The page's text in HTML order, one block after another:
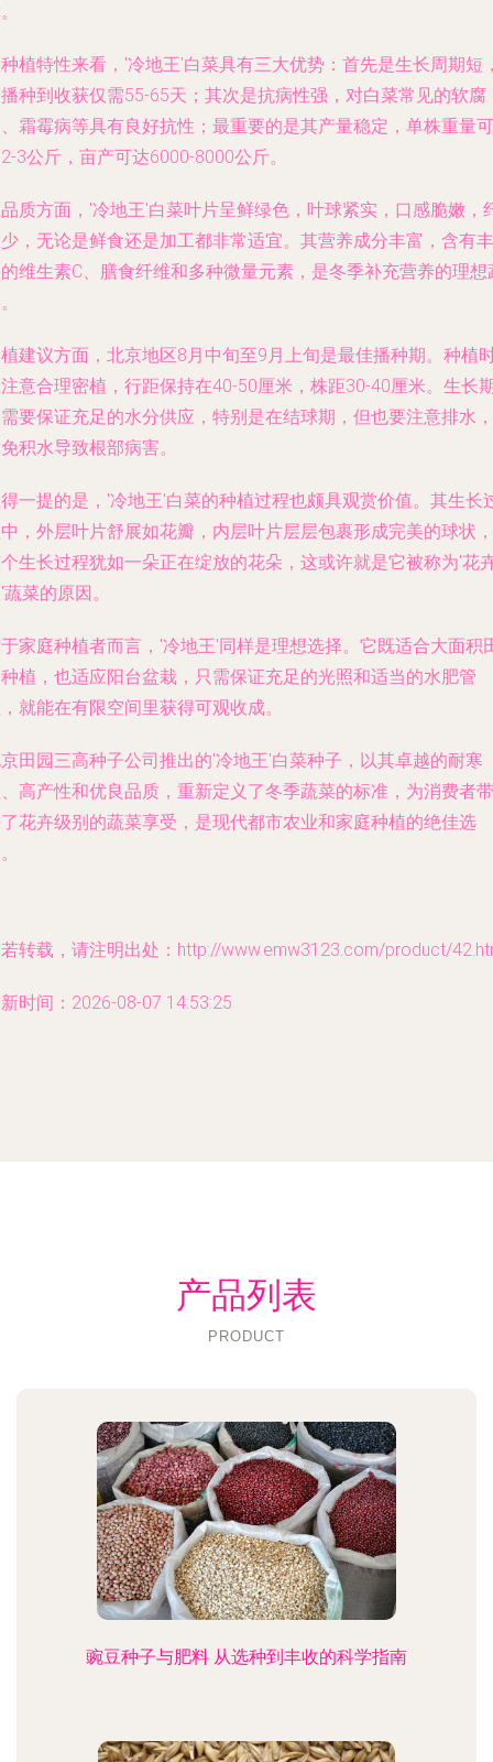
植特性来看，'冷地王'白菜具有三大优势：首先是生长周期短
种到收获仅需55-65天；其次是抗病性强，对白菜常见的软腐
霜霉病等具有良好抗性；最重要的是其产量稳定，单株重量可
3公斤，亩产可达6000-8000公斤。
质方面，'冷地王'白菜叶片呈鲜绿色，叶球紧实，口感脆嫩，
，无论是鲜食还是加工都非常适宜。其营养成分丰富，含有丰
维生素C、膳食纤维和多种微量元素，是冬季补充营养的理想
建议方面，北京地区8月中旬至9月上旬是最佳播种期。种植
意合理密植，行距保持在40-50厘米，株距30-40厘米。生长
要保证充足的水分供应，特别是在结球期，但也要注意排水，
积水导致根部病害。
一提的是，'冷地王'白菜的种植过程也颇具观赏价值。其生长
，外层叶片舒展如花瓣，内层叶片层层包裹形成完美的球状，
生长过程犹如一朵正在绽放的花朵，这或许就是它被称为'花
菜的原因。
家庭种植者而言，'冷地王'同样是理想选择。它既适合大面积
植，也适应阳台盆栽，只需保证充足的光照和适当的水肥管
就能在有限空间里获得可观收成。
田园三高种子公司推出的'冷地王'白菜种子，以其卓越的耐寒
高产性和优良品质，重新定义了冬季蔬菜的标准，为消费者带
花卉级别的蔬菜享受，是现代都市农业和家庭种植的绝佳选
转载，请注明出处：http://www.emw3123.com/product/
时间：2026-08-07 14:53:25
产品列表
PRODUCT
豌豆种子与肥料 从选种到丰收的科学指南